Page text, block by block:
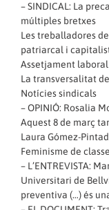
– SINDICAL: La
múltiples bretxes
Les treballadores
patriarcal i
Assetjament laboral
La transversalitat
Notícies sindicals
– OPINIÓ: Rosalia
Aquest 8 de març
Laura Gómez-
Feminisme de
– L’ENTREVISTA:
Universitari de
preventiva (…) és